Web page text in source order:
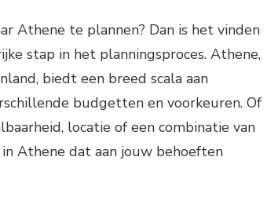
Athene te plannen? Dan is het vinden
stap in het planningsproces. Athene,
biedt een breed scala aan
budgetten en voorkeuren. Of
locatie of een combinatie van
Athene dat aan jouw behoeften